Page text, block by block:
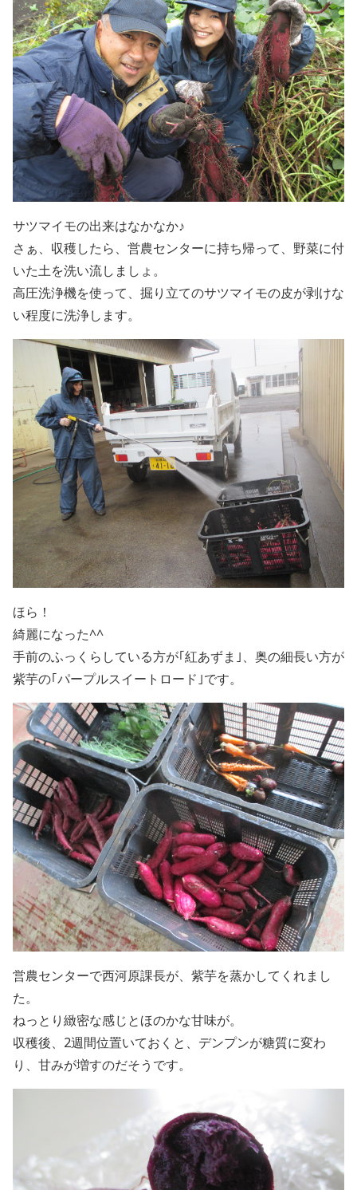
サツマイモの出来はなかなか♪
さぁ、収穫したら、営農センターに持ち帰って、野菜に付
いた土を洗い流しましょ。
高圧洗浄機を使って、掘り立てのサツマイモの皮が剥けな
い程度に洗浄します。
ほら！
綺麗になった^^
手前のふっくらしている方が｢紅あずま｣、奥の細長い方が
紫芋の｢パープルスイートロード｣です。
営農センターで西河原課長が、紫芋を蒸かしてくれまし
た。
ねっとり緻密な感じとほのかな甘味が。
収穫後、2週間位置いておくと、デンプンが糖質に変わ
り、甘みが増すのだそうです。